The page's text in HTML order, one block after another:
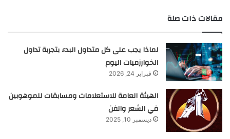
مقالات ذات صلة
لماذا يجب على كل متداول البدء بتجربة تداول
الخوارزميات اليوم
فبراير 24, 2026
الهيئة العامة للاستعلامات ومسابقات للموهوبين
في الشعر والفن
ديسمبر 10, 2025